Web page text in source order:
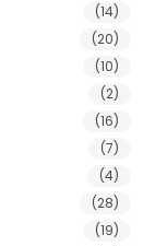
(14)
(20)
(10)
(2)
(16)
(7)
(4)
(28)
(19)